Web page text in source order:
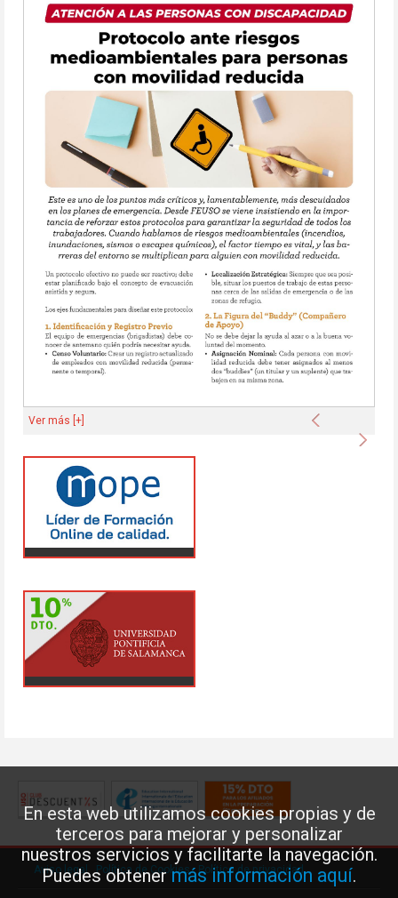
En esta web utilizamos cookies propias y de
terceros para mejorar y personalizar
nuestros servicios y facilitarte la navegación.
Puedes obtenermás información aquí.
Anterior
Ver más [+]
Aviso legal Política de Cookies· Política de privacidad